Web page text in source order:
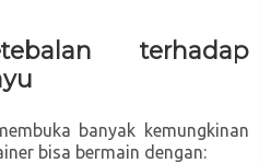
terhadap
banyak kemungkinan
bisa bermain dengan: